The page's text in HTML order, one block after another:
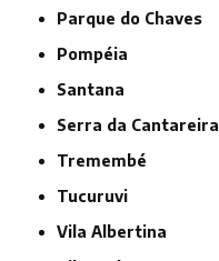
Parque do Chaves
Pompéia
Santana
Serra da Cantareira
Tremembé
Tucuruvi
Vila Albertina